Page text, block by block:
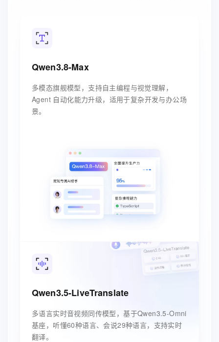
Qwen3.8-Max
多模态旗舰模型，支持自主编程与视觉理解，
Agent 自动化能力升级，适用于复杂开发与办公场
景。
Qwen3.5-LiveTranslate
多语言实时音视频同传模型，基于Qwen3.5-Omni
基座，听懂60种语言、会说29种语言，支持实时
翻译。